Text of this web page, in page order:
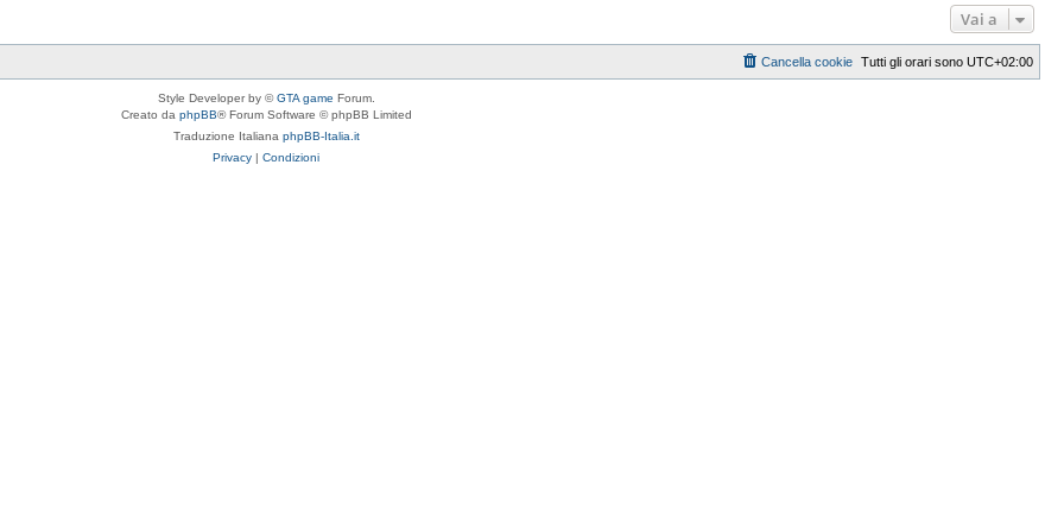
Vai a
Tutti gli orari sono UTC+02:00
Cancella cookie
Style Developer by ©GTA game Forum.
Creato da phpBB® Forum Software © phpBB Limited
Traduzione Italiana phpBB-Italia.it
Privacy | Condizioni